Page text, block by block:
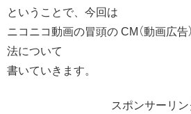
ということで、今回は
ニコニコ動画の冒頭の CM（動画広
法について
書いていきます。
スポンサーリン